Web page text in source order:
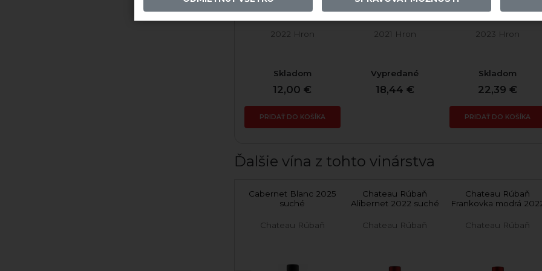
2022 Hron
Skladom
12,00 €
PRIDAŤ DO KOŠÍKA
2021 Hron
Vypredané
18,44 €
2023 Hron
Skladom
22,39 €
PRIDAŤ DO KOŠÍKA
Ďalšie vína z tohto vinárstva
Cabernet Blanc 2025
suché
Chateau Rúbaň
Chateau Rúbaň
Alibernet 2022 suché
Chateau Rúbaň
Chateau Rúbaň
Frankovka modrá
Chateau Rúbaň